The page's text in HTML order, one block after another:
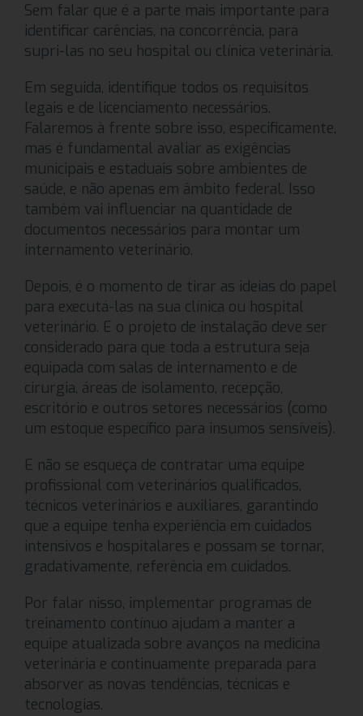
Sem falar que é a parte mais importante para
identificar carências, na concorrência, para
supri-las no seu hospital ou clínica veterinária.
Em seguida, identifique todos os requisitos
legais e de licenciamento necessários.
Falaremos à frente sobre isso, especificamente,
mas é fundamental avaliar as exigências
municipais e estaduais sobre ambientes de
saúde, e não apenas em âmbito federal. Isso
também vai influenciar na quantidade de
documentos necessários para montar um
internamento veterinário.
Depois, é o momento de tirar as ideias do papel
para executá-las na sua clínica ou hospital
veterinário. E o projeto de instalação deve ser
considerado para que toda a estrutura seja
equipada com salas de internamento e de
cirurgia, áreas de isolamento, recepção,
escritório e outros setores necessários (como
um estoque específico para insumos sensíveis).
E não se esqueça de contratar uma equipe
profissional com veterinários qualificados,
técnicos veterinários e auxiliares, garantindo
que a equipe tenha experiência em cuidados
intensivos e hospitalares e possam se tornar,
gradativamente, referência em cuidados.
Por falar nisso, implementar programas de
treinamento contínuo ajudam a manter a
equipe atualizada sobre avanços na medicina
veterinária e continuamente preparada para
absorver as novas tendências, técnicas e
tecnologias.